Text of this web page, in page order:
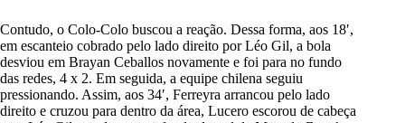
Contudo, o Colo-Colo buscou a reação. Dessa forma, aos 18′,
em escanteio cobrado pelo lado direito por Léo Gil, a bola
desviou em Brayan Ceballos novamente e foi para no fundo
das redes, 4 x 2. Em seguida, a equipe chilena seguiu
pressionando. Assim, aos 34′, Ferreyra arrancou pelo lado
direito e cruzou para dentro da área, Lucero escorou de cabeça